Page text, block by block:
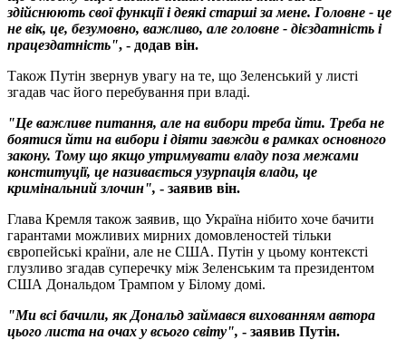
здійснюють свої функції і деякі старші за мене. Головне - це
не вік, це, безумовно, важливо, але головне - дієздатність і
працездатність", - додав він.
Також Путін звернув увагу на те, що Зеленський у листі
згадав час його перебування при владі.
"Це важливе питання, але на вибори треба йти. Треба не
боятися йти на вибори і діяти завжди в рамках основного
закону. Тому що якщо утримувати владу поза межами
конституції, це називається узурпація влади, це
кримінальний злочин", - заявив він.
Глава Кремля також заявив, що Україна нібито хоче бачити
гарантами можливих мирних домовленостей тільки
європейські країни, але не США. Путін у цьому контексті
глузливо згадав суперечку між Зеленським та президентом
США Дональдом Трампом у Білому домі.
"Ми всі бачили, як Дональд займався вихованням автора
цього листа на очах у всього світу", - заявив Путін.